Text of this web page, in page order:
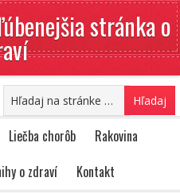
stránka o
Liečba chorôb
Rakovina
o zdraví Kontakt